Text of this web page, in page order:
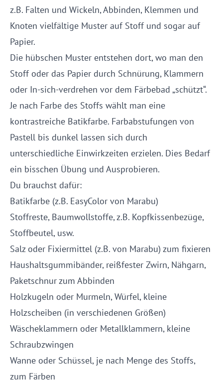
z.B. Falten und Wickeln, Abbinden, Klemmen und
Knoten vielfältige Muster auf Stoff und sogar auf
Papier.
Die hübschen Muster entstehen dort, wo man den
Stoff oder das Papier durch Schnürung, Klammern
oder In-sich-verdrehen vor dem Färbebad „schützt“.
Je nach Farbe des Stoffs wählt man eine
kontrastreiche Batikfarbe. Farbabstufungen von
Pastell bis dunkel lassen sich durch
unterschiedliche Einwirkzeiten erzielen. Dies Bedarf
ein bisschen Übung und Ausprobieren.
Du brauchst dafür:
Batikfarbe (z.B. EasyColor von Marabu)
Stoffreste, Baumwollstoffe, z.B. Kopfkissenbezüge,
Stoffbeutel, usw.
Salz oder Fixiermittel (z.B. von Marabu) zum fixieren
Haushaltsgummibänder, reißfester Zwirn, Nähgarn,
Paketschnur zum Abbinden
Holzkugeln oder Murmeln, Würfel, kleine
Holzscheiben (in verschiedenen Größen)
Wäscheklammern oder Metallklammern, kleine
Schraubzwingen
Wanne oder Schüssel, je nach Menge des Stoffs,
zum Färben